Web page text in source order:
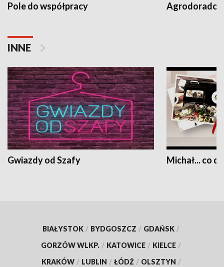
Pole do współpracy Agrodoradcy
INNE
Gwiazdy od Szafy Michał... co
BIAŁYSTOK / BYDGOSZCZ / GDAŃSK /
GORZÓW WLKP. / KATOWICE / KIELCE /
KRAKÓW / LUBLIN / ŁÓDŹ / OLSZTYN /